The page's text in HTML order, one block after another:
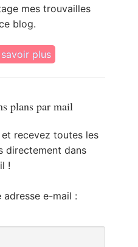
mes trouvailles
blog.
savoir plus
plans par mail
recevez toutes les
directement dans
!
adresse e-mail :